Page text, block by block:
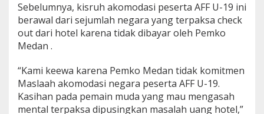
Sebelumnya, kisruh akomodasi peserta AFF U-19 ini
berawal dari sejumlah negara yang terpaksa check
out dari hotel karena tidak dibayar oleh Pemko
Medan .
“Kami keewa karena Pemko Medan tidak komitmen
Maslaah akomodasi negara peserta AFF U-19.
Kasihan pada pemain muda yang mau mengasah
mental terpaksa dipusingkan masalah uang hotel,”